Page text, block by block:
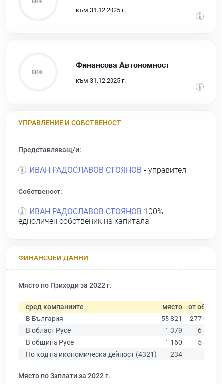
към 31.12.2025 г.
Финансова Автономност
към 31.12.2025 г.
УПРАВЛЕНИЕ И СОБСТВЕНОСТ
Представляващ/и:
ИВАН РАДОСЛАВОВ СТОЯНОВ - управител
Собственост:
ИВАН РАДОСЛАВОВ СТОЯНОВ 100% -
едноличен собственик на капитала
ФИНАНСОВИ ДАННИ
Място по Приходи за 2022 г.
сред компаниите място от общо
В България
55 821
277 019
В област Русе
1 379
6 851
В община Русе
1 160
5 883
По код на икономическа дейност (4321)
234 878
Място по Заплати за 2022 г.